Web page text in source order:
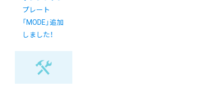
プレート
「MODE」追加
しました！